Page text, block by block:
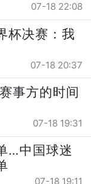
07-18 22:08
杯决赛：我
07-18 20:37
事方的时间
07-18 19:31
…中国球迷
07-18 19:11